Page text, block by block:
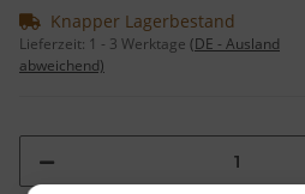
Knapper Lagerbestand
Lieferzeit: 1 - 3 Werktage (DE - Ausland
abweichend)